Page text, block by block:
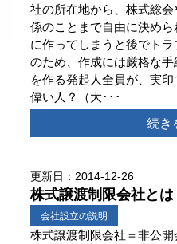
社の所在地から、株式総
係のことまで自由に決め
に作ってしまうと後でト
のため、作成には厳格な
を作る発起人全員が、実
偉い人？（大･･･
続き
更新日：2014-12-26
株式譲渡制限会社とは
株式譲渡制限会社＝非公
会社設立の説明